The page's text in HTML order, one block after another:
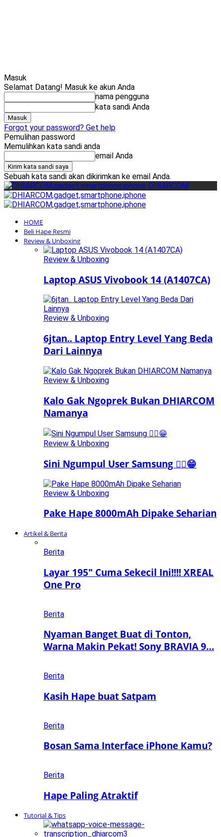
Masuk
Selamat Datang! Masuk ke akun Anda
nama pengguna
kata sandi Anda
Forgot your password? Get help
Pemulihan password
Memulihkan kata sandi anda
email Anda
Sebuah kata sandi akan dikirimkan ke email Anda.
DHIARCOM
HOME
Beli Hape Resmi
Review & Unboxing
Review & Unboxing
Laptop ASUS Vivobook 14 (A1407CA)
Review & Unboxing
6jtan.. Laptop Entry Level Yang Beda
Dari Lainnya
Review & Unboxing
Kalo Gak Ngoprek Bukan DHIARCOM
Namanya
Review & Unboxing
Sini Ngumpul User Samsung ☝🏻😁
Review & Unboxing
Pake Hape 8000mAh Dipake Seharian
Artikel & Berita
Berita
Layar 195″ Cuma Sekecil Ini!!!! XREAL
One Pro
Berita
Nyaman Banget Buat di Tonton,
Warna Makin Pekat! Sony BRAVIA 9…
Berita
Kasih Hape buat Satpam
Berita
Bosan Sama Interface iPhone Kamu?
Berita
Hape Paling Atraktif
Tutorial & Tips